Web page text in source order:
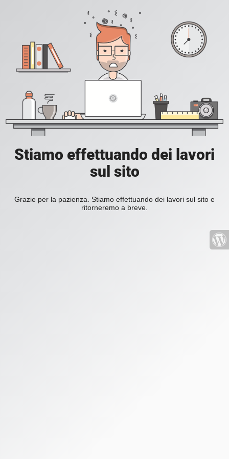
Stiamo effettuando dei lavori
sul sito
Grazie per la pazienza. Stiamo effettuando dei lavori sul sito e
ritorneremo a breve.